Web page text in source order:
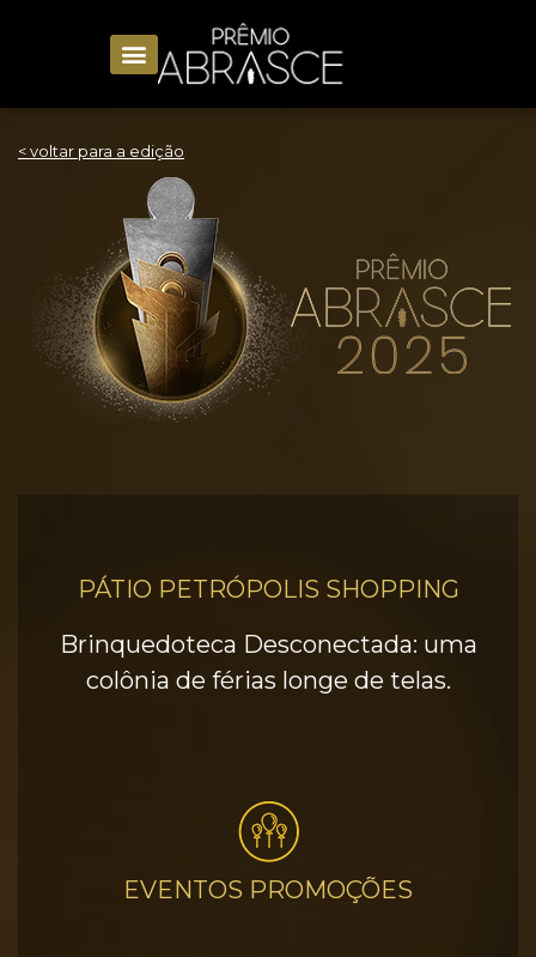
< voltar para a edição
PÁTIO PETRÓPOLIS SHOPPING
Brinquedoteca Desconectada: uma
colônia de férias longe de telas.
EVENTOS PROMOÇÕES